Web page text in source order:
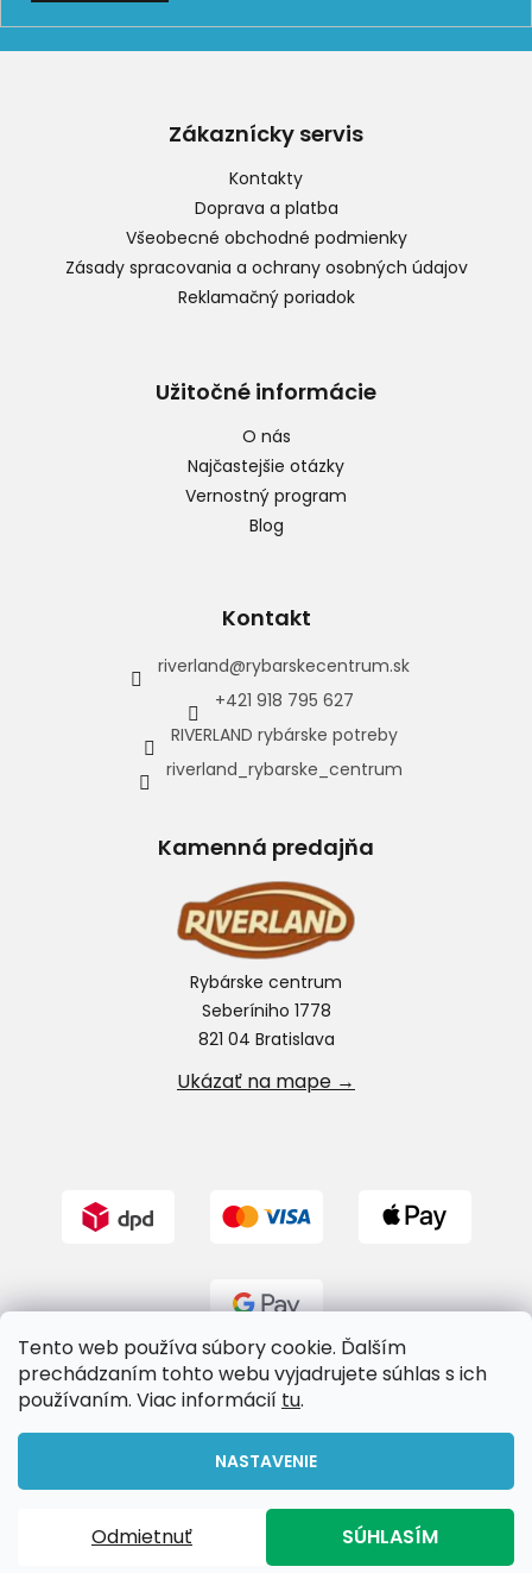
Tento web používa súbory cookie. Ďalším
prechádzaním tohto webu vyjadrujete súhlas s ich
používaním. Viac informácií tu.
NASTAVENIE
Odmietnuť SÚHLASÍM
Zákaznícky servis
Kontakty
Doprava a platba
Všeobecné obchodné podmienky
Zásady spracovania a ochrany osobných údajov
Reklamačný poriadok
Užitočné informácie
O nás
Najčastejšie otázky
Vernostný program
Blog
Kontakt
riverland@rybarskecentrum.sk
+421 918 795 627
RIVERLAND rybárske potreby
riverland_rybarske_centrum
Kamenná predajňa
Rybárske centrum
Seberíniho 1778
821 04 Bratislava
Ukázať na mape →
Riverland.sk. Všetky práva vyhradené.
Upraviť nastavenie cookies